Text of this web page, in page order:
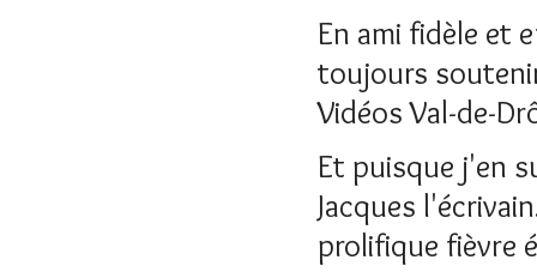
En ami fidèle et
toujours
Vidéos Val-de-
Et puisque j'en
Jacques
prolifique fièvre